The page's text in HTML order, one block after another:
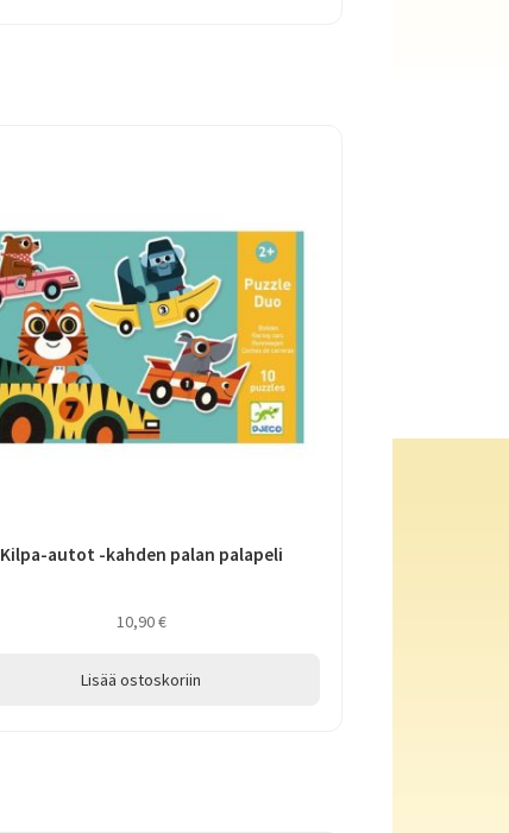
Kilpa-autot -kahden palan palapeli
10,90€
Lisää ostoskoriin